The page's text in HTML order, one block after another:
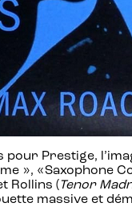
Prestige,
», «Saxophone
Rollins (Tenor
massive et